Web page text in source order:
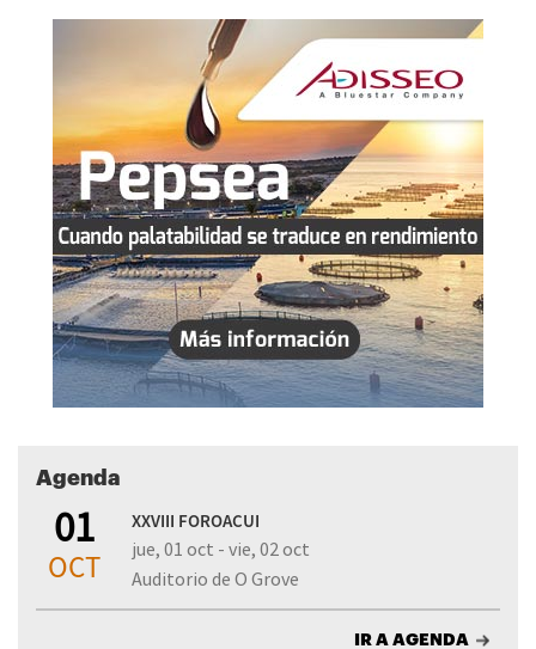
Agenda
01
OCT
XXVIII FOROACUI
jue, 01 oct - vie, 02 oct
Auditorio de O Grove
IR A AGENDA